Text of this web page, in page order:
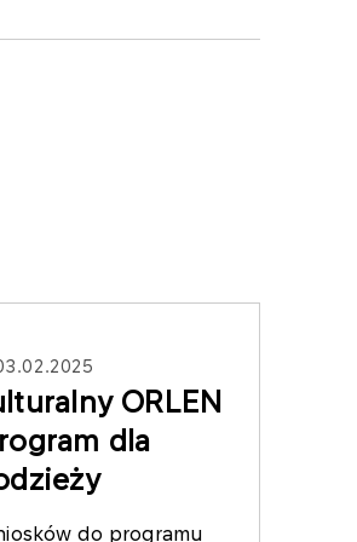
ORLEN
dla
do programu